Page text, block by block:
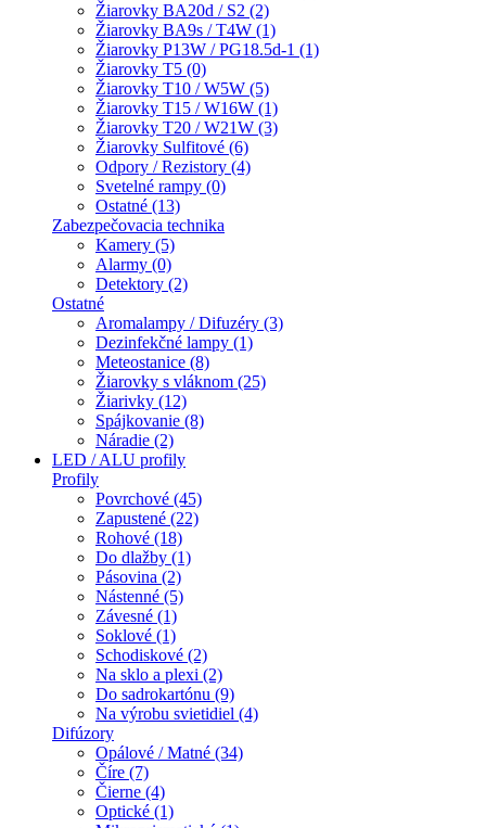
Žiarovky BA20d / S2 (2)
Žiarovky BA9s / T4W (1)
Žiarovky P13W / PG18.5d-1 (1)
Žiarovky T5 (0)
Žiarovky T10 / W5W (5)
Žiarovky T15 / W16W (1)
Žiarovky T20 / W21W (3)
Žiarovky Sulfitové (6)
Odpory / Rezistory (4)
Svetelné rampy (0)
Ostatné (13)
Zabezpečovacia technika
Kamery (5)
Alarmy (0)
Detektory (2)
Ostatné
Aromalampy / Difuzéry (3)
Dezinfekčné lampy (1)
Meteostanice (8)
Žiarovky s vláknom (25)
Žiarivky (12)
Spájkovanie (8)
Náradie (2)
LED / ALU profily
Profily
Povrchové (45)
Zapustené (22)
Rohové (18)
Do dlažby (1)
Pásovina (2)
Nástenné (5)
Závesné (1)
Soklové (1)
Schodiskové (2)
Na sklo a plexi (2)
Do sadrokartónu (9)
Na výrobu svietidiel (4)
Difúzory
Opálové / Matné (34)
Číre (7)
Čierne (4)
Optické (1)